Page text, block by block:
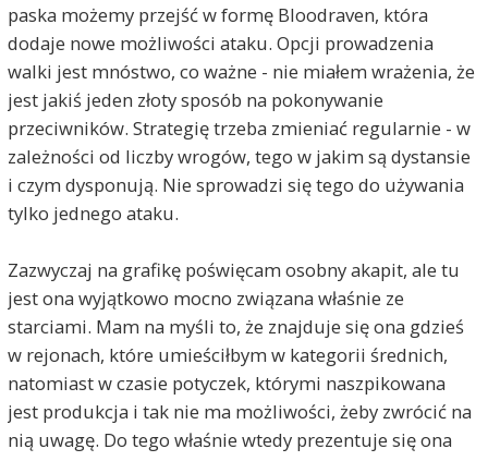
paska możemy przejść w formę Bloodraven, która
dodaje nowe możliwości ataku. Opcji prowadzenia
walki jest mnóstwo, co ważne - nie miałem wrażenia, że
jest jakiś jeden złoty sposób na pokonywanie
przeciwników. Strategię trzeba zmieniać regularnie - w
zależności od liczby wrogów, tego w jakim są dystansie
i czym dysponują. Nie sprowadzi się tego do używania
tylko jednego ataku.
Zazwyczaj na grafikę poświęcam osobny akapit, ale tu
jest ona wyjątkowo mocno związana właśnie ze
starciami. Mam na myśli to, że znajduje się ona gdzieś
w rejonach, które umieściłbym w kategorii średnich,
natomiast w czasie potyczek, którymi naszpikowana
jest produkcja i tak nie ma możliwości, żeby zwrócić na
nią uwagę. Do tego właśnie wtedy prezentuje się ona